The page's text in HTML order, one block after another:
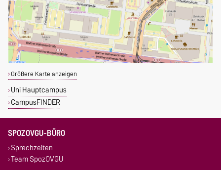
Größere Karte anzeigen
Uni Hauptcampus
CampusFINDER
SPOZOVGU-BÜRO
Sprechzeiten
Team SpozOVGU